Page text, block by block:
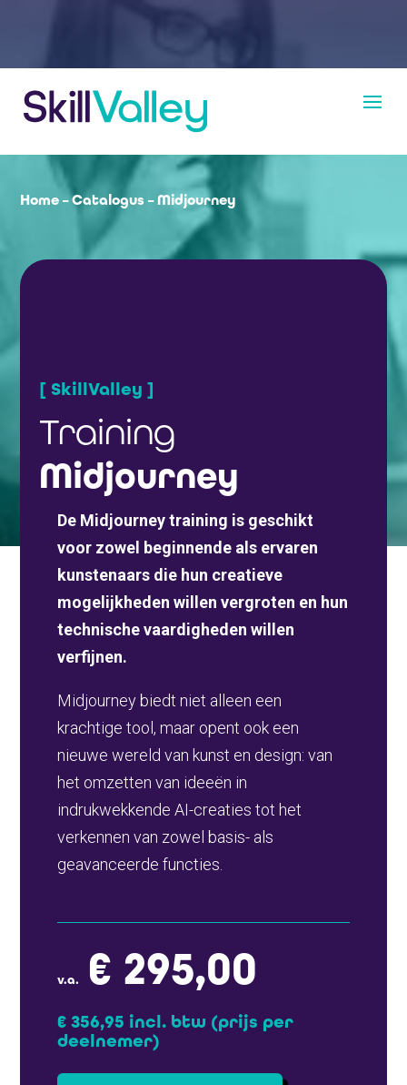
Home –Catalogus –Midjourney
[ SkillValley ]
Training
Midjourney
De Midjourney training is geschikt
voor zowel beginnende als ervaren
kunstenaars die hun creatieve
mogelijkheden willen vergroten en hun
technische vaardigheden willen
verfijnen.
Midjourney biedt niet alleen een
krachtige tool, maar opent ook een
nieuwe wereld van kunst en design: van
het omzetten van ideeën in
indrukwekkende AI-creaties tot het
verkennen van zowel basis- als
geavanceerde functies.
v.a. € 295,00
€ 356,95 incl. btw (prijs per
deelnemer)